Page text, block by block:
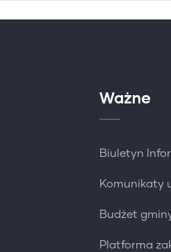
Ważne
Biuletyn
Komunikaty
Budżet
Platforma